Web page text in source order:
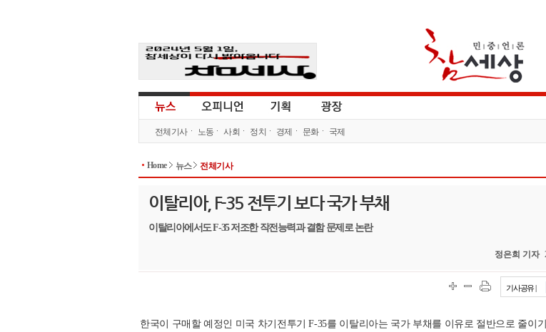
전체기사 노동 사회 정치 경제 문화 국제
Home 뉴스 전체기사
이탈리아, F-35 전투기 보다 국가 부채
이탈리아에서도 F-35 저조한 작전능력과 결함 문제로 논란
정은희 기자
기사공유 |
한국이 구매할 예정인 미국 차기전투기 F-35를 이탈리아는 국가 부채를 이유로 절반으로 줄이